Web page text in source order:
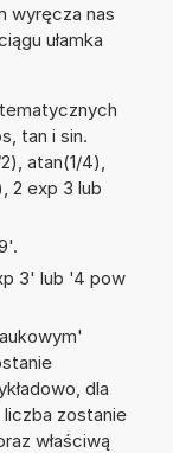
wyręcza nas
ułamka
tan i sin.
atan(1/4),
2 exp 3 lub
3' lub '4 pow
dla
liczba zostanie
właściwą